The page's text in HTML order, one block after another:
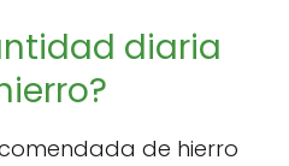
diaria
de hierro